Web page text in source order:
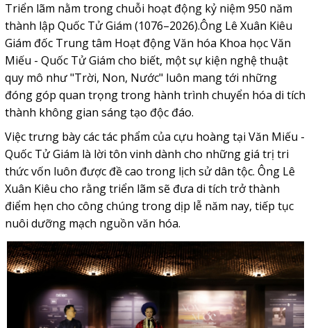
Triển lãm nằm trong chuỗi hoạt động kỷ niệm 950 năm
thành lập Quốc Tử Giám (1076–2026).Ông Lê Xuân Kiêu
Giám đốc Trung tâm Hoạt động Văn hóa Khoa học Văn
Miếu - Quốc Tử Giám cho biết, một sự kiện nghệ thuật
quy mô như "Trời, Non, Nước" luôn mang tới những
đóng góp quan trọng trong hành trình chuyển hóa di tích
thành không gian sáng tạo độc đáo.
Việc trưng bày các tác phẩm của cựu hoàng tại Văn Miếu -
Quốc Tử Giám là lời tôn vinh dành cho những giá trị tri
thức vốn luôn được đề cao trong lịch sử dân tộc. Ông Lê
Xuân Kiêu cho rằng triển lãm sẽ đưa di tích trở thành
điểm hẹn cho công chúng trong dịp lễ năm nay, tiếp tục
nuôi dưỡng mạch nguồn văn hóa.